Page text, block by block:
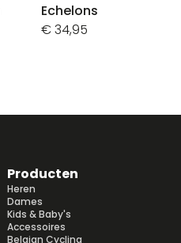
Echelons
€34,95
Producten
Heren
Dames
Kids & Baby's
Accessoires
Belgian Cycling